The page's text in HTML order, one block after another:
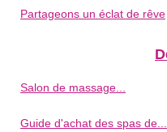
Partageons un éclat de rêve
Salon de massage...
Guide d'achat des spas de...